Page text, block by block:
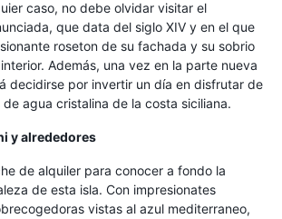
caso, no debe olvidar visitar el
que data del siglo XIV y en el que
roseton de su fachada y su sobrio
Además, una vez en la parte nueva
decidirse por invertir un día en disfrutar de
agua cristalina de la costa siciliana.
y alrededores
de alquiler para conocer a fondo la
de esta isla. Con impresionates
vistas al azul mediterraneo,